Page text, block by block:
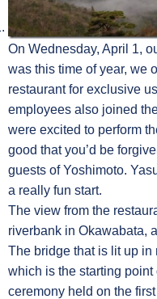
On Wednesday, April 1,
was this time of year, we
restaurant for exclusive
employees also joined
were excited to perform
good that you’d be
guests of Yoshimoto.
a really fun start.
The view from the
riverbank in Okawabata,
The bridge that is lit up in
which is the starting point
ceremony held on the